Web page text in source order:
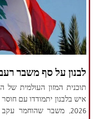
|
English
|
עברית|
中文
הזכויות שמורות נור
לבנון על סף משבר
איש בלבנון יתמודדו עם חוסר
2026, משבר שהוחמר